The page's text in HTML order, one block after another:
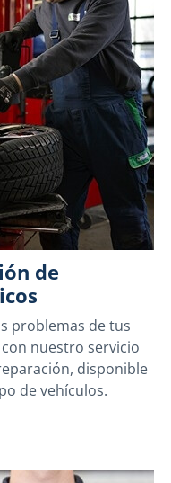
de
problemas de tus
nuestro servicio
disponible
de vehículos.